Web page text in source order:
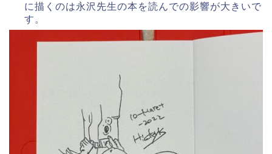
に描くのは永沢先生の本を読んでの影響が大きいで
す。